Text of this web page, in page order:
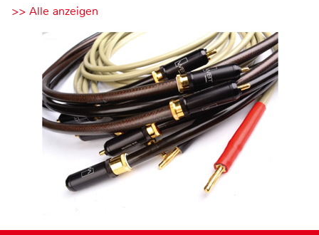
>> Alle anzeigen